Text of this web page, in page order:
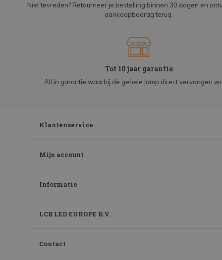
Niet tevreden? Retourneer je bestelling binnen 30 dagen en
aankoopbedrag terug.
Tot 10 jaar garantie
All in garantie waarbij de gehele lamp direct vervangen
Klantenservice
Mijn account
Informatie
LCB LED EUROPE B.V.
Contact